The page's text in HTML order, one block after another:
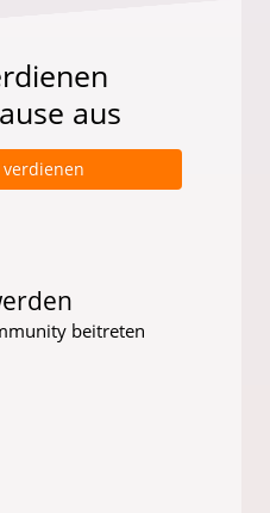
aus
verdienen
beitreten